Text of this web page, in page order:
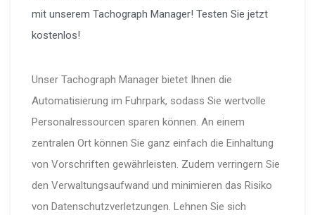
mit unserem Tachograph Manager! Testen Sie jetzt
kostenlos!
Unser Tachograph Manager bietet Ihnen die
Automatisierung im Fuhrpark, sodass Sie wertvolle
Personalressourcen sparen können. An einem
zentralen Ort können Sie ganz einfach die Einhaltung
von Vorschriften gewährleisten. Zudem verringern Sie
den Verwaltungsaufwand und minimieren das Risiko
von Datenschutzverletzungen. Lehnen Sie sich